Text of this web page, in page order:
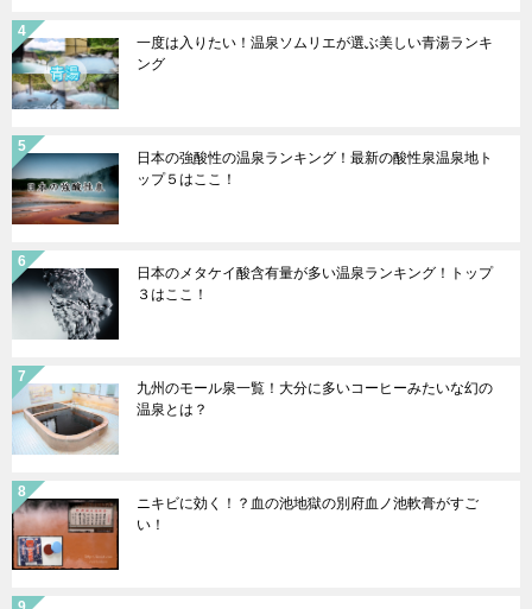
一度は入りたい！温泉ソムリエが選ぶ美しい青湯ランキ
ング
日本の強酸性の温泉ランキング！最新の酸性泉温泉地ト
ップ５はここ！
日本のメタケイ酸含有量が多い温泉ランキング！トップ
３はここ！
九州のモール泉一覧！大分に多いコーヒーみたいな幻の
温泉とは？
ニキビに効く！？血の池地獄の別府血ノ池軟膏がすご
い！